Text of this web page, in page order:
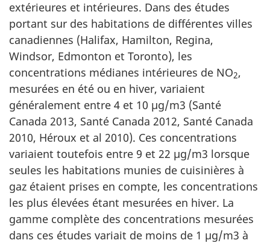
extérieures et intérieures. Dans des études
portant sur des habitations de différentes villes
canadiennes (Halifax, Hamilton, Regina,
Windsor, Edmonton et Toronto), les
concentrations médianes intérieures de NO2,
mesurées en été ou en hiver, variaient
généralement entre 4 et 10 µg/m3 (Santé
Canada 2013, Santé Canada 2012, Santé Canada
2010, Héroux et al 2010). Ces concentrations
variaient toutefois entre 9 et 22 µg/m3 lorsque
seules les habitations munies de cuisinières à
gaz étaient prises en compte, les concentrations
les plus élevées étant mesurées en hiver. La
gamme complète des concentrations mesurées
dans ces études variait de moins de 1 µg/m3 à